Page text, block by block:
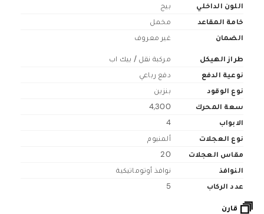
اللون الداخلي
بيج
خامة المقاعد
مخمل
الضمان
غير معروف
طراز الهيكل
مركبة نقل / بيك اب
نوعية الدفع
دفع رباعي
نوع الوقود
بنزين
سعة المحرك
4,300
الابواب
4
نوع العجلات
ألمنيوم
مقاس العجلات
20
النوافذ
نوافذ أوتوماتيكية
عدد الركاب
5
قارن